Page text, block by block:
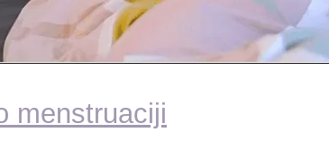
menstruaciji